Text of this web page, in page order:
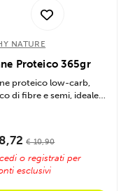
media e per
inoltre
nostro sito con i
dei dati web,
combinarle
NATURE
Proteico 365gr
proteico low-carb,
di fibre e semi, ideale
€ 10,90
o registrati per
esclusivi